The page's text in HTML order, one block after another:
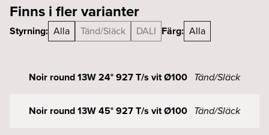
Finns i fler varianter
Styrning: Alla Tänd/Släck DALI Färg: Alla
Noir round 13W 24° 927 T/s vit Ø100 Tänd/Släck
Noir round 13W 45° 927 T/s vit Ø100 Tänd/Släck